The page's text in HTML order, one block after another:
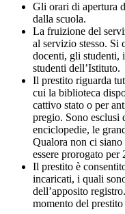
Gli orari di apertura
dalla scuola.
La fruizione del
al servizio stesso. Si
docenti, gli studenti,
studenti dell’Istituto.
Il prestito riguarda
cui la biblioteca
cattivo stato o per
pregio. Sono
enciclopedie, le
Qualora non ci
essere prorogato per
Il prestito è
incaricati, i quali
dell’apposito
momento del